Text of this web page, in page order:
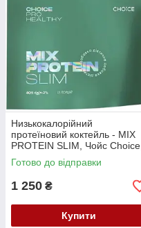
Низькокалорійний
протеїновий коктейль - MIX
PROTEIN SLIM, Чойс Choice,,
405 Г / 15 Порцій
Готово до відправки
1 250 ₴
Купити